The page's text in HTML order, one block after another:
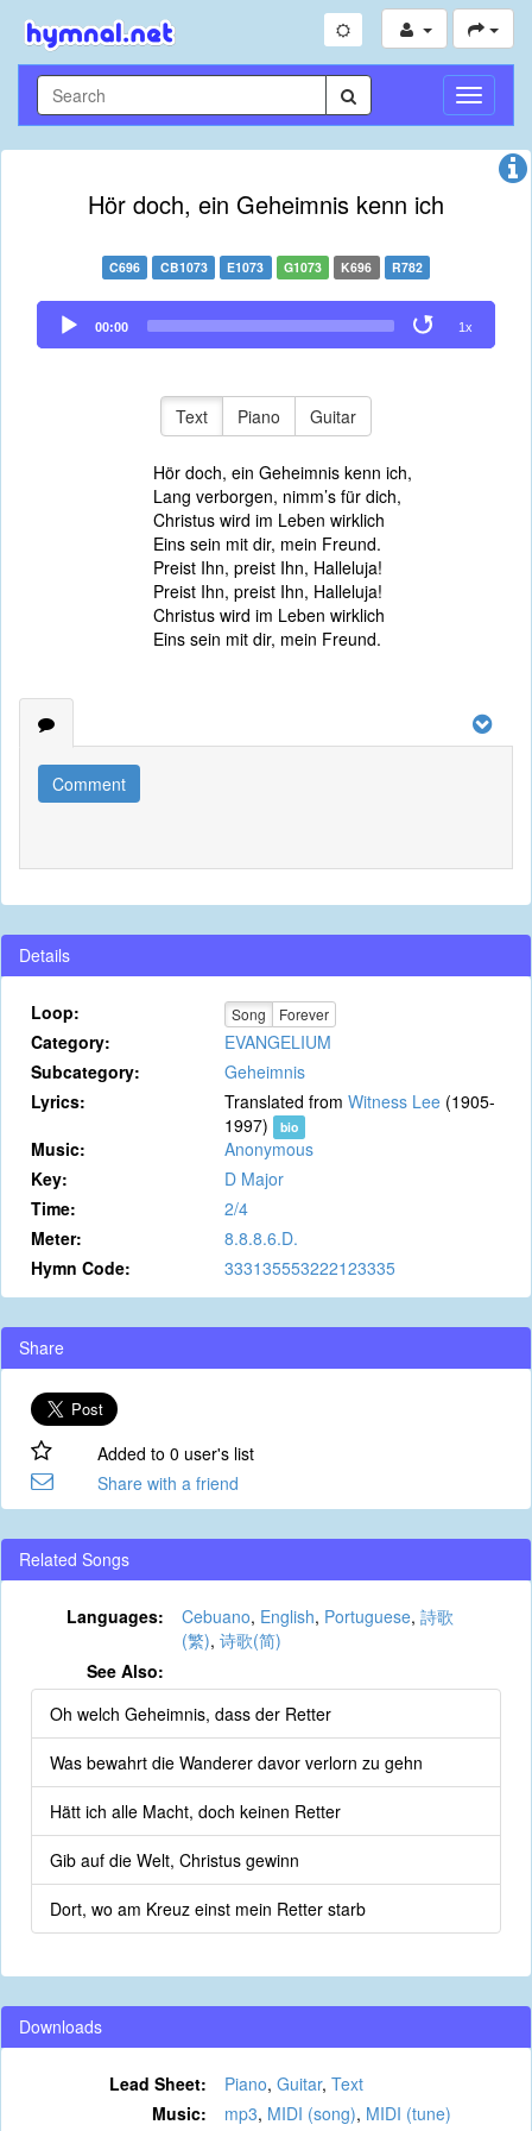
Toggle
Hör doch, ein Geheimnis kenn ich
C696 CB1073 E1073 G1073 K696 R782
Audio
Player
00:00 1x
Text Piano Guitar
Hör doch, ein Geheimnis kenn ich,
Lang verborgen, nimm’s für dich,
Christus wird im Leben wirklich
Eins sein mit dir, mein Freund.
Preist Ihn, preist Ihn, Halleluja!
Preist Ihn, preist Ihn, Halleluja!
Christus wird im Leben wirklich
Eins sein mit dir, mein Freund.
Comment
Details
Loop: Song Forever
Category:
EVANGELIUM
Subcategory:
Geheimnis
Lyrics:
Translated from Witness Lee (1905-
1997)
bio
Music:
Anonymous
Key:
D Major
Time:
2/4
Meter:
8.8.8.6.D.
Hymn Code:
333135553222123335
Share
Added to 0 user's list
Share with a friend
Related Songs
Languages: Cebuano, English, Portuguese, 詩歌
(繁), 诗歌(简)
See Also:
Oh welch Geheimnis, dass der Retter
Was bewahrt die Wanderer davor verlorn zu gehn
Hätt ich alle Macht, doch keinen Retter
Gib auf die Welt, Christus gewinn
Dort, wo am Kreuz einst mein Retter starb
Downloads
Lead Sheet: Piano, Guitar, Text
Music:
mp3, MIDI (song), MIDI (tune)